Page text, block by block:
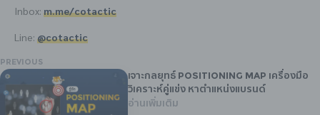
Inbox: m.me/cotactic
Line: @cotactic
PREVIOUS
เจาะกลยุทธ์ Positioning Map เครื่องมือ
วิเคราะห์คู่แข่ง หาตำแหน่งแบรนด์
อ่านเพิ่มเติม